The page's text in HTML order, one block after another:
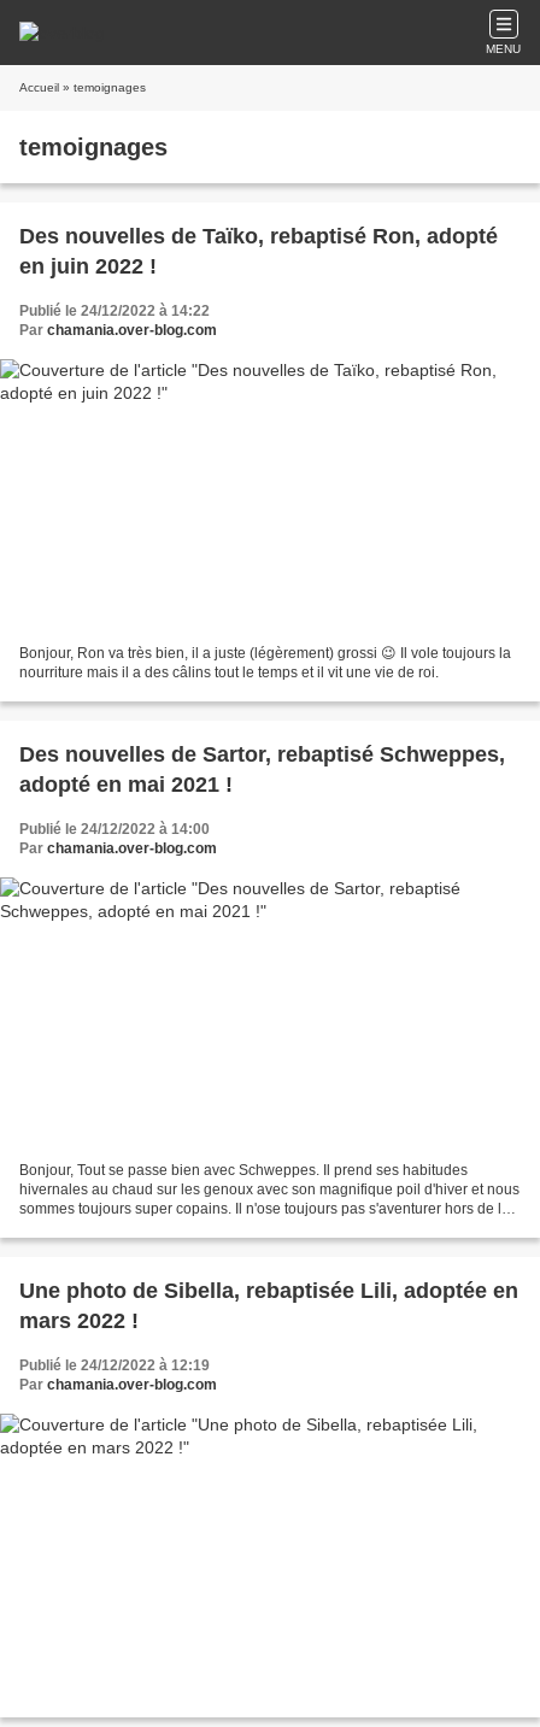
MENU
Accueil » temoignages
temoignages
Des nouvelles de Taïko, rebaptisé Ron, adopté
en juin 2022 !
Publié le 24/12/2022 à 14:22
Par chamania.over-blog.com
Bonjour, Ron va très bien, il a juste (légèrement) grossi 😉 Il vole toujours la
nourriture mais il a des câlins tout le temps et il vit une vie de roi.
Des nouvelles de Sartor, rebaptisé Schweppes,
adopté en mai 2021 !
Publié le 24/12/2022 à 14:00
Par chamania.over-blog.com
Bonjour, Tout se passe bien avec Schweppes. Il prend ses habitudes
hivernales au chaud sur les genoux avec son magnifique poil d'hiver et nous
sommes toujours super copains. Il n'ose toujours pas s'aventurer hors de la
Une photo de Sibella, rebaptisée Lili, adoptée en
mars 2022 !
Publié le 24/12/2022 à 12:19
Par chamania.over-blog.com